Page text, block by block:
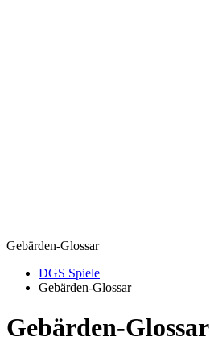
Gebärden-Glossar
DGS Spiele
Gebärden-Glossar
Gebärden-Glossar